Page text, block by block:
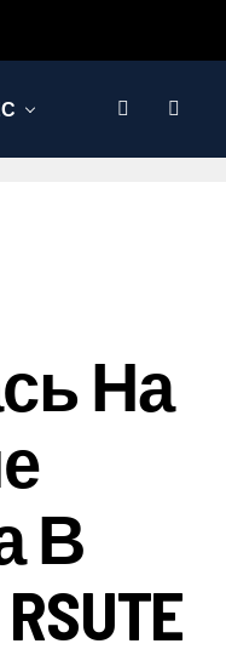
На
В